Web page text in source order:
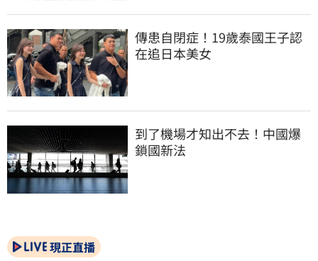
傳患自閉症！19歲泰國王子認
在追日本美女
到了機場才知出不去！中國爆
鎖國新法
現正直播